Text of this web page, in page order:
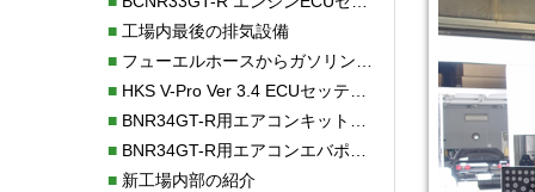
■工場内最後の排気設備
■フューエルホースからガソリン漏れ
■HKS V-Pro Ver 3.4 ECUセッティング
■BNR34GT-R用エアコンキット新発売！！
■BNR34GT-R用エアコンエバポレーターを新発売！！
■新工場内部の紹介